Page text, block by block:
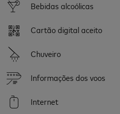
Bebidas alcoólicas
Cartão digital aceito
Chuveiro
Informações dos voos
Internet